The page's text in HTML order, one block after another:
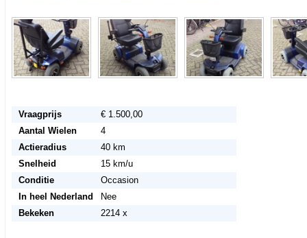
Vraagprijs
€ 1.500,00
Aantal Wielen
4
Actieradius
40 km
Snelheid
15 km/u
Conditie
Occasion
In heel Nederland
Nee
Bekeken
2214 x